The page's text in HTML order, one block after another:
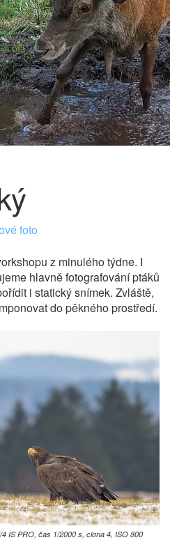
foto
z minulého týdne. I
hlavně fotografování ptáků
i statický snímek. Zvláště,
do pěkného prostředí.
IS PRO, čas 1/2000 s, clona 4, ISO 800